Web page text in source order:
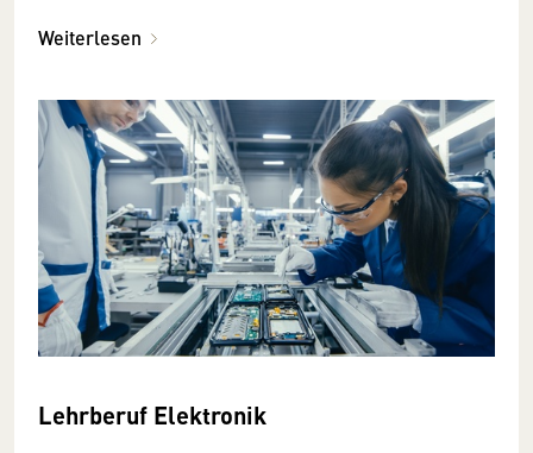
Weiterlesen
Lehrberuf Elektronik